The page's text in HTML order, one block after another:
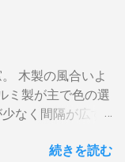
としてなら使え
通過する熱気の
風が吹いたら火
る手段がない。
難）。これは一番
アンテナケーブ
続します。 ※１.
ら、ケーブルも
ケーブルの接続
）※2 BDRの
ビの「HDMI入
カーを切ってみ
っているか確認
カーで２０
ように振り分けま
ンジ、ドライヤ
のです。非合理的
。（外したほう
が合わない。暗
紙を白くしたらど
のPixelmetor でシ
ると、イケそうな
木製の風合いよ
ミ製が主で色の選
なく間隔が広す
形しているのをよ
続きを読む